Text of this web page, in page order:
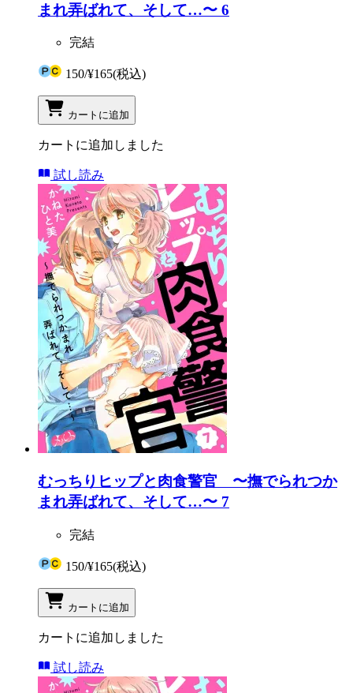
まれ弄ばれて、そして…〜 6
完結
150/¥165(税込)
カートに追加
カートに追加しました
試し読み
むっちりヒップと肉食警官 〜撫でられつか
まれ弄ばれて、そして…〜 7
完結
150/¥165(税込)
カートに追加
カートに追加しました
試し読み